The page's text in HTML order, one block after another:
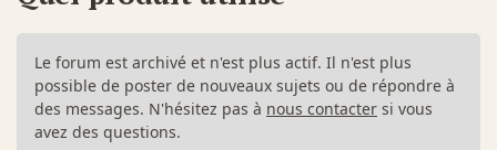
Le forum est archivé et n'est plus actif. Il n'est plus
possible de poster de nouveaux sujets ou de répondre à
des messages. N'hésitez pas à nous contacter si vous
avez des questions.